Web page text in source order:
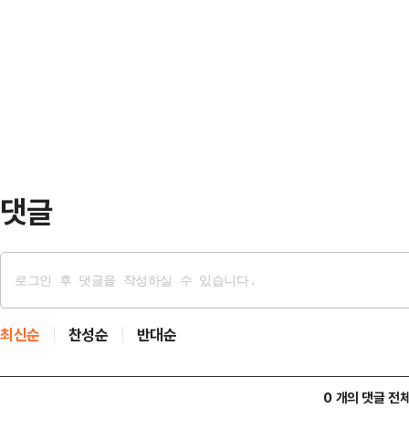
댓글
최신순 찬성순 반대순
0 개의 댓글 전